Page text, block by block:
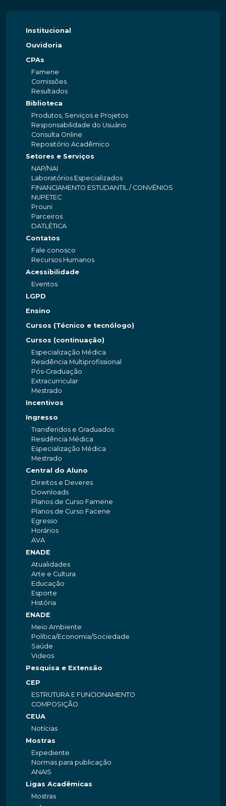
Institucional
Ouvidoria
CPAs
Famene
Comissões
Resultados
Biblioteca
Produtos, Serviços e Projetos
Responsabilidade do Usuário
Consulta Online
Repositório Acadêmico
Setores e Serviços
NAP/NAI
Laboratórios Especializados
FINANCIAMENTO ESTUDANTIL / CONVÊNIOS
NUPETEC
Prouni
Parceiros
DATLÉTICA
Contatos
Fale conosco
Recursos Humanos
Acessibilidade
Eventos
LGPD
Ensino
Cursos (Técnico e tecnólogo)
Cursos (continuação)
Especialização Médica
Residência Multiprofissional
Pós-Graduação
Extracurricular
Mestrado
Incentivos
Ingresso
Transferidos e Graduados
Residência Médica
Especialização Médica
Mestrado
Central do Aluno
Direitos e Deveres
Downloads
Planos de Curso Famene
Planos de Curso Facene
Egresso
Horários
AVA
ENADE
Atualidades
Arte e Cultura
Educação
Esporte
História
ENADE
Meio Ambiente
Política/Economia/Sociedade
Saúde
Videos
Pesquisa e Extensão
CEP
ESTRUTURA E FUNCIONAMENTO
COMPOSIÇÃO
CEUA
Notícias
Mostras
Expediente
Normas para publicação
ANAIS
Ligas Acadêmicas
Mostras